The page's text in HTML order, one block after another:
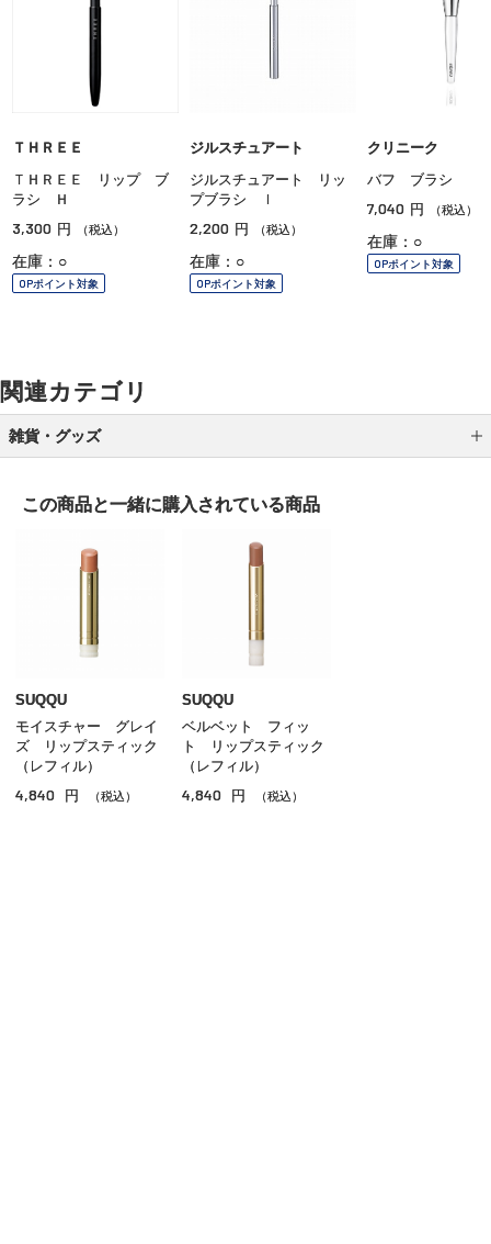
ＴＨＲＥＥ
ＴＨＲＥＥ リップ ブ
ラシ Ｈ
3,300 円 （税込）
在庫：○
OPポイント対象
ジルスチュアート
ジルスチュアート リッ
プブラシ Ｉ
2,200 円 （税込）
在庫：○
OPポイント対象
クリニーク
バフ ブラシ
7,040 円 （税込）
在庫：○
OPポイント対象
関連カテゴリ
雑貨・グッズ
ポーチ／バッグ
メイク小物 その他
この商品と一緒に購入されている商品
SUQQU
モイスチャー グレイ
ズ リップスティック
（レフィル）
4,840 円 （税込）
SUQQU
ベルベット フィッ
ト リップスティック
（レフィル）
4,840 円 （税込）